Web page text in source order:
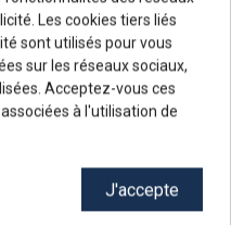
durée. Pour cela,
feuillet, et
garde (sur devis), est
que vos noms et
en évidence.
du Monde Illustré,
du monde. Un
pour le plus grand
Les cookies tiers liés
sont utilisés pour vous
sur les réseaux sociaux,
Acceptez-vous ces
à l'utilisation de
J'accepte